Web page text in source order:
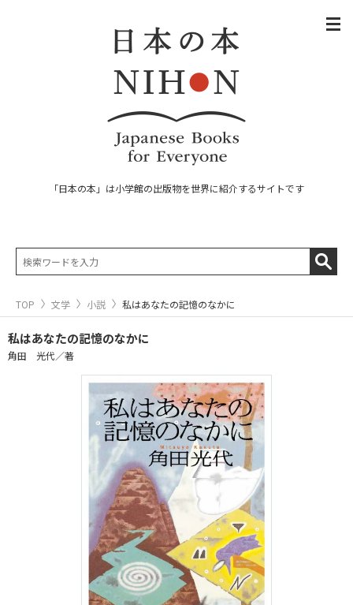
「日本の本」は小学館の出版物を世界に紹介するサイトです
TOP 文学 小説 私はあなたの記憶のなかに
私はあなたの記憶のなかに
角田 光代／著